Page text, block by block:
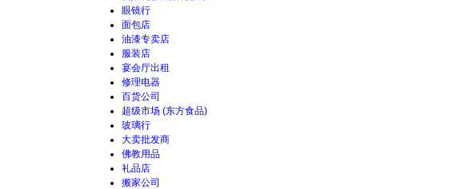
眼镜行
面包店
油漆专卖店
服装店
宴会厅出租
修理电器
百货公司
超级市场 (东方食品)
玻璃行
大卖批发商
佛教用品
礼品店
搬家公司